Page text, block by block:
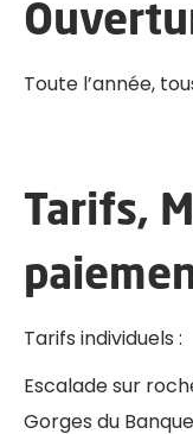
Toute l’année,
Tarifs,
Tarifs individuels :
Escalade sur
Gorges du